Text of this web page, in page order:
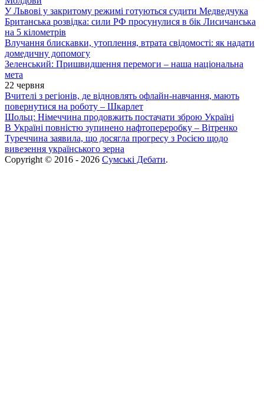
У Львові у закритому режимі готуються судити Медведчука
Британська розвідка: сили РФ просунулися в бік Лисичанська
на 5 кілометрів
Влучання блискавки, утоплення, втрата свідомості: як надати
домедичну допомогу
Зеленський: Пришвидшення перемоги – наша національна
мета
22 червня
Вчителі з регіонів, де відновлять офлайн-навчання, мають
повернутися на роботу – Шкарлет
Шольц: Німеччина продовжить постачати зброю Україні
В Україні повністю зупинено нафтопереробку – Вітренко
Туреччина заявила, що досягла прогресу з Росією щодо
вивезення українського зерна
Copyright © 2016 - 2026 Сумські Дебати.